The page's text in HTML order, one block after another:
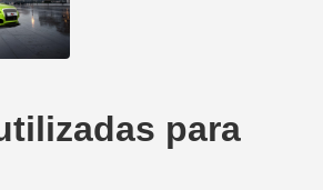
para